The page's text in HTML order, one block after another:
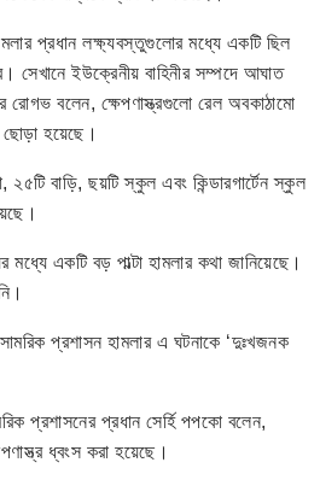
প্রধান লক্ষ্যবস্তুগুলোর মধ্যে একটি ছিল
সেখানে ইউক্রেনীয় বাহিনীর সম্পদে আঘাত
রোগভ বলেন, ক্ষেপণাস্ত্রগুলো রেল অবকাঠামো
হয়েছে।
বাড়ি, ছয়টি স্কুল এবং কিন্ডারগার্টেন স্কুল
মধ্যে একটি বড় পাল্টা হামলার কথা জানিয়েছে।
প্রশাসন হামলার এ ঘটনাকে ‘দুঃখজনক
প্রশাসনের প্রধান সের্হি পপকো বলেন,
ধ্বংস করা হয়েছে।